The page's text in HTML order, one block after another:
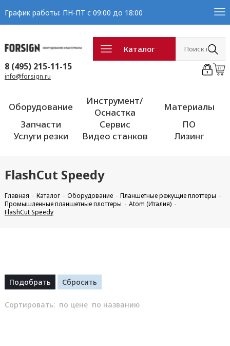
График работы: ПН-ПТ с 09:00 до 18:00
Каталог
8 (495) 215-11-15
info@forsign.ru
Оборудование
Инструмент/
Оснастка
Материалы
Запчасти
Сервис
ПО
Услуги резки
Видео станков Лизинг
FlashCut Speedy
Главная Каталог Оборудование
Планшетные режущие плоттеры
Промышленные планшетные плоттеры
Atom (Италия)
FlashCut Speedy
Сортировать: по цене по названию